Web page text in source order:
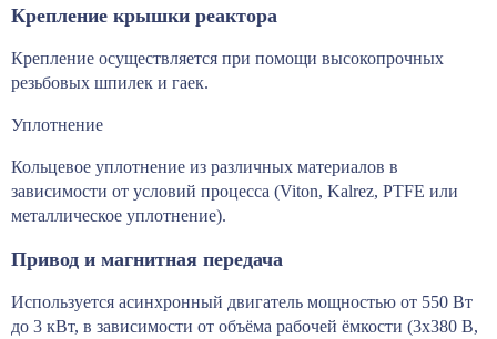
Крепление крышки реактора
Крепление осуществляется при помощи высокопрочных
резьбовых шпилек и гаек.
Уплотнение
Кольцевое уплотнение из различных материалов в
зависимости от условий процесса (Viton, Kalrez, PTFE или
металлическое уплотнение).
Привод и магнитная передача
Используется асинхронный двигатель мощностью от 550 Вт
до 3 кВт, в зависимости от объёма рабочей ёмкости (3х380 В,